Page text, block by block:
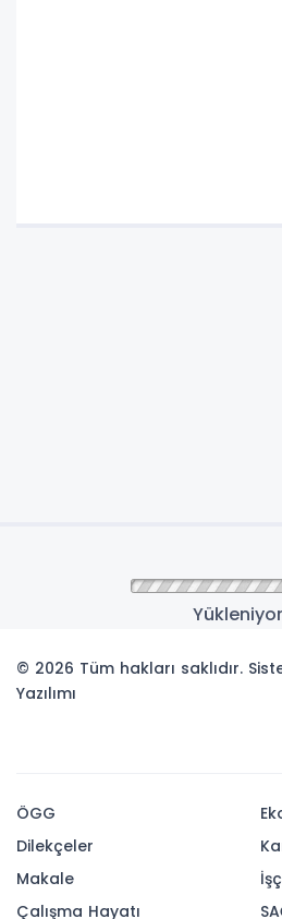
© 2026 Tüm hakları saklıdır.
Yazılımı
ÖGG
Dilekçeler
Makale
Çalışma Hayatı